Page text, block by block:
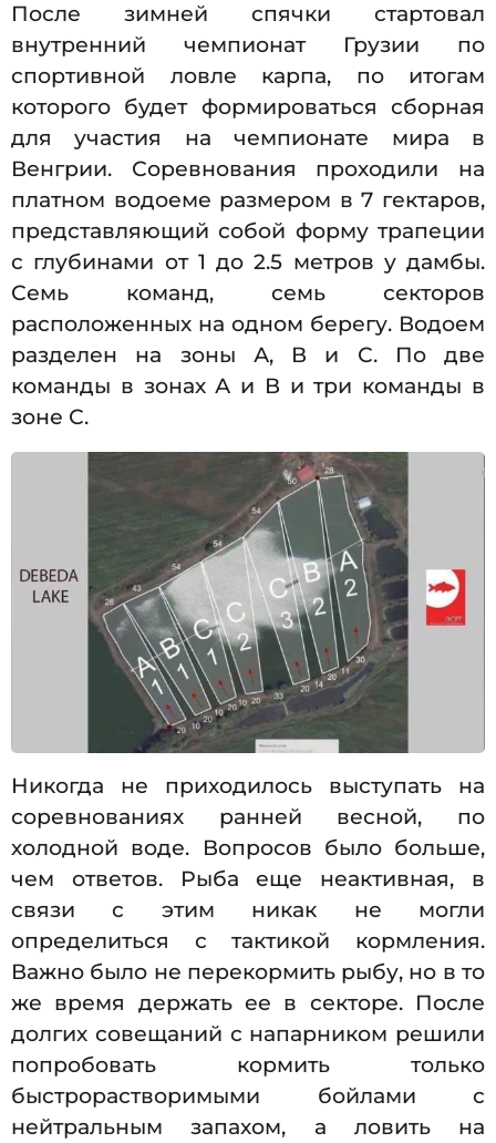
После зимней спячки стартовал
внутренний чемпионат Грузии по
спортивной ловле карпа, по итогам
которого будет формироваться сборная
для участия на чемпионате мира в
Венгрии. Соревнования проходили на
платном водоеме размером в 7 гектаров,
представляющий собой форму трапеции
с глубинами от 1 до 2.5 метров у дамбы.
Семь команд, семь секторов
расположенных на одном берегу. Водоем
разделен на зоны А, В и С. По две
команды в зонах А и В и три команды в
зоне С.
Никогда не приходилось выступать на
соревнованиях ранней весной, по
холодной воде. Вопросов было больше,
чем ответов. Рыба еще неактивная, в
связи с этим никак не могли
определиться с тактикой кормления.
Важно было не перекормить рыбу, но в то
же время держать ее в секторе. После
долгих совещаний с напарником решили
попробовать кормить только
быстрорастворимыми бойлами с
нейтральным запахом, а ловить на